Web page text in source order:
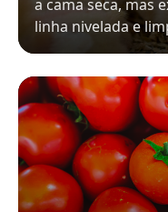
a cama seca, mas
linha nivelada e